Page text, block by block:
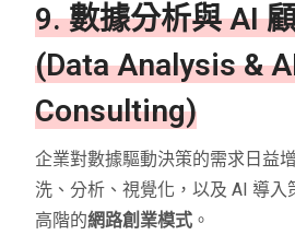
9. 數據分析與 AI
(Data Analysis &
Consulting)
企業對數據驅動決策的需求日益
洗、分析、視覺化，以及 AI 導入
高階的網路創業模式 。